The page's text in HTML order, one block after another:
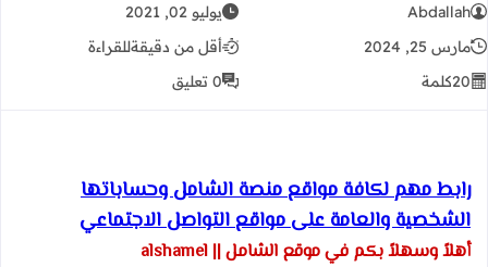
Abdallah
يوليو 02, 2021
مارس 25, 2024
أقل من دقيقةللقراءة
20كلمة 0 تعليق
رابط مهم لكافة مواقع منصة الشامل وحساباتها
الشخصية والعامة على مواقع التواصل الاجتماعي
أهلاً وسهلاً بكم في موقع الشامل || alshamel